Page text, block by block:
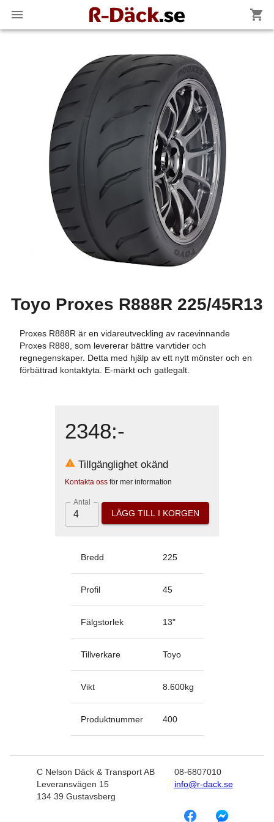
Toyo Proxes R888R 225/45R13
Proxes R888R är en vidareutveckling av racevinnande
Proxes R888, som levererar bättre varvtider och
regnegenskaper. Detta med hjälp av ett nytt mönster och en
förbättrad kontaktyta. E-märkt och gatlegalt.
2348:-
Tillgänglighet okänd
Kontakta oss för mer information
Antal
LÄGG TILL I KORGEN
Bredd 225
Profil 45
Fälgstorlek 13"
Tillverkare Toyo
Vikt 8.600kg
Produktnummer 400
C Nelson Däck & Transport AB
Leveransvägen 15
134 39 Gustavsberg
08-6807010
info@r-dack.se